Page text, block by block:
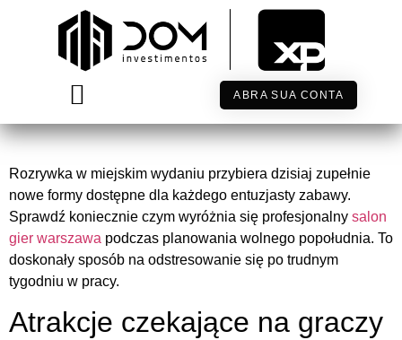
ABRA SUA CONTA
Dlaczego warto odwiedzić
nowoczesny salon gier
Rozrywka w miejskim wydaniu przybiera dzisiaj zupełnie
nowe formy dostępne dla każdego entuzjasty zabawy.
Sprawdź koniecznie czym wyróżnia się profesjonalny salon
gier warszawa podczas planowania wolnego popołudnia. To
doskonały sposób na odstresowanie się po trudnym
tygodniu w pracy.
Atrakcje czekające na graczy